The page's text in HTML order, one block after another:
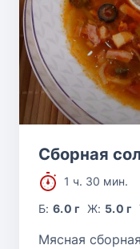
Сборная
1 ч. 30 мин.
Б:6.0 г Ж: 5.0 г
Мясная